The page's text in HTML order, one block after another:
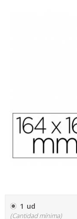
1 ud
(Cantidad mínima)